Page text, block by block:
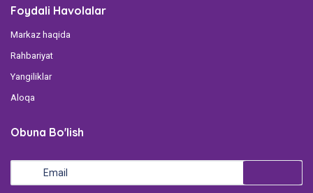
Foydali Havolalar
Markaz haqida
Rahbariyat
Yangiliklar
Aloqa
Obuna Bo'lish